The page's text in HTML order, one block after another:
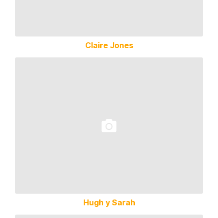
Claire Jones
Hugh y Sarah